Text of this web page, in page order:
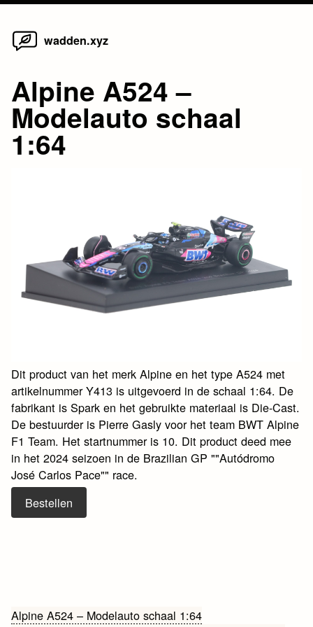
Skip
wadden.xyz
Alpine A524 –
Modelauto schaal
1:64
Dit product van het merk Alpine en het type A524 met
artikelnummer Y413 is uitgevoerd in de schaal 1:64. De
fabrikant is Spark en het gebruikte materiaal is Die-Cast.
De bestuurder is Pierre Gasly voor het team BWT Alpine
F1 Team. Het startnummer is 10. Dit product deed mee
in het 2024 seizoen in de Brazilian GP ""Autódromo
José Carlos Pace"" race.
Bestellen
Bericht
Alpine A524 – Modelauto schaal 1:64